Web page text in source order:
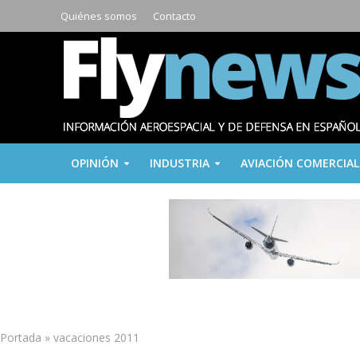
Quiénes somos Contacto
OPINIÓN INDUSTRIA AVIACIÓN COMERCIAL
Portada » vacaciones 2011